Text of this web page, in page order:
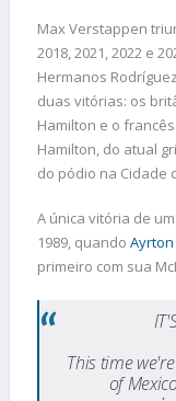
Max Verstappen
2018, 2021, 2022 e
Hermanos
duas vitórias: os
Hamilton e o
Hamilton, do atual
do pódio na Cidade
A única vitória de
1989, quando
primeiro com sua
This time
of